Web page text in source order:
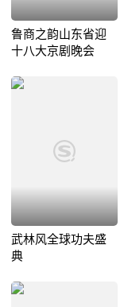
鲁商之韵山东省迎
十八大京剧晚会
武林风全球功夫盛
典